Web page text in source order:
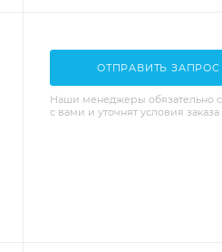
ОТПРАВИТЬ ЗАПРОС
Наши менеджеры обязательно
с вами и уточнят условия заказа